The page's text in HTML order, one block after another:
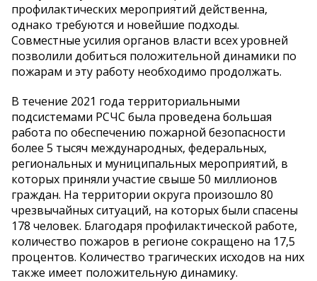
профилактических мероприятий действенна,
однако требуются и новейшие подходы.
Совместные усилия органов власти всех уровней
позволили добиться положительной динамики по
пожарам и эту работу необходимо продолжать.
В течение 2021 года территориальными
подсистемами РСЧС была проведена большая
работа по обеспечению пожарной безопасности
более 5 тысяч международных, федеральных,
региональных и муниципальных мероприятий, в
которых приняли участие свыше 50 миллионов
граждан. На территории округа произошло 80
чрезвычайных ситуаций, на которых были спасены
178 человек. Благодаря профилактической работе,
количество пожаров в регионе сокращено на 17,5
процентов. Количество трагических исходов на них
также имеет положительную динамику.